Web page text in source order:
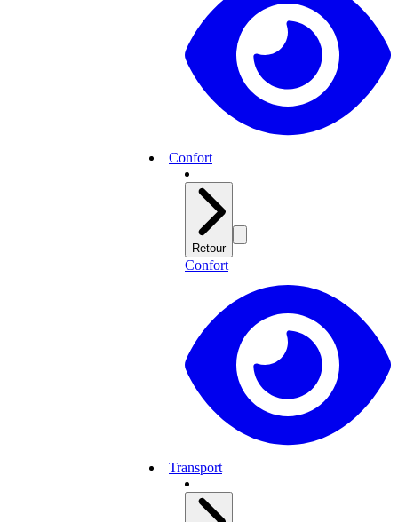
Confort
Retour
Confort
Transport